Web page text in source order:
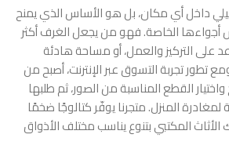
داخل أي مكان، بل هو الأساس الذي يمنح
الخاصة. فهو من يجعل الغرف أكثر
على التركيز والعمل، أو مساحة هادئة
تطور تجربة التسوق عبر الإنترنت، أصبح من
القطع المناسبة من الصور، ثم طلبها
المنزل. متجرنا يوفّر كتالوجًا ضخمًا
المكتبي بتنوع يناسب مختلف الأذواق